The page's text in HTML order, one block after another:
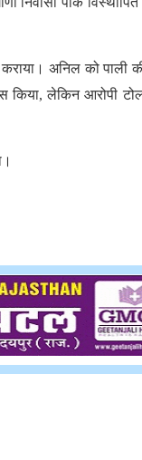
अनिल को पाली
किया, लेकिन आरोपी